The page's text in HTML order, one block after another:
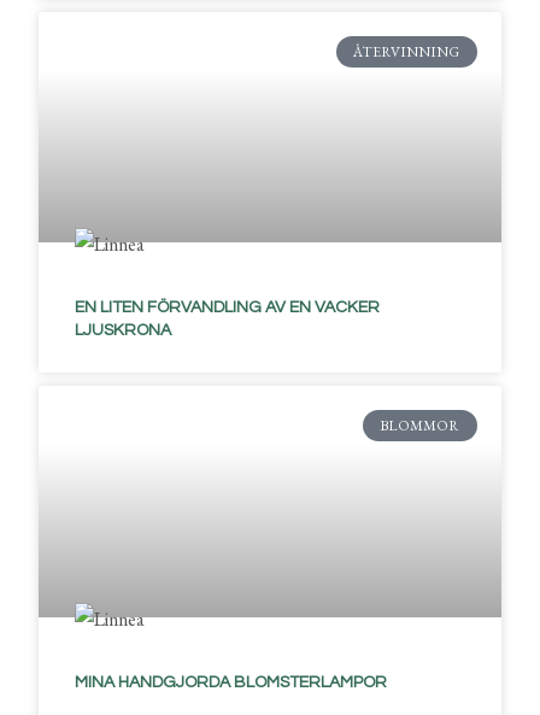
ÅTERVINNING
EN LITEN FÖRVANDLING AV EN VACKER
LJUSKRONA
BLOMMOR
MINA HANDGJORDA BLOMSTERLAMPOR